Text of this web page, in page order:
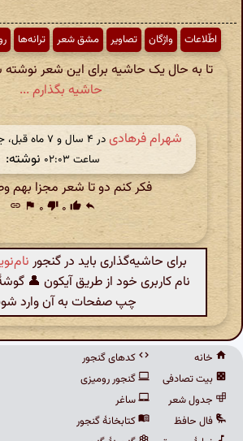
اطّلاعات واژگان تصاویر مشق شعر ترانه‌ها
تا به حال یک حاشیه برای این شعر
حاشیه بگذارم ...
شهرام فرهادی
ساعت ۰۲:۰۳
نوشته:
فکر کنم دو تا شعر مجزا
reply
thumb_up ۰ thumb_down ۰ flag
link
برای حاشیه‌گذاری باید در گنجور
نام کاربری خود از طریق آیکون 👤
چپ صفحات به آن وارد
خانه
بیت تصادفی
جدول شعر
فال حافظ
کدهای گنجور
گنجور رومیزی
ساغر
کتابخانهٔ گنجور